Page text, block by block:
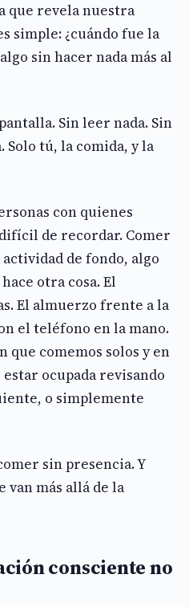
que revela nuestra
simple: ¿cuándo fue la
sin hacer nada más al
Sin leer nada. Sin
Solo tú, la comida, y la
con quienes
de recordar. Comer
de fondo, algo
otra cosa. El
El almuerzo frente a la
el teléfono en la mano.
que comemos solos y en
ocupada revisando
o simplemente
sin presencia. Y
van más allá de la
consciente no